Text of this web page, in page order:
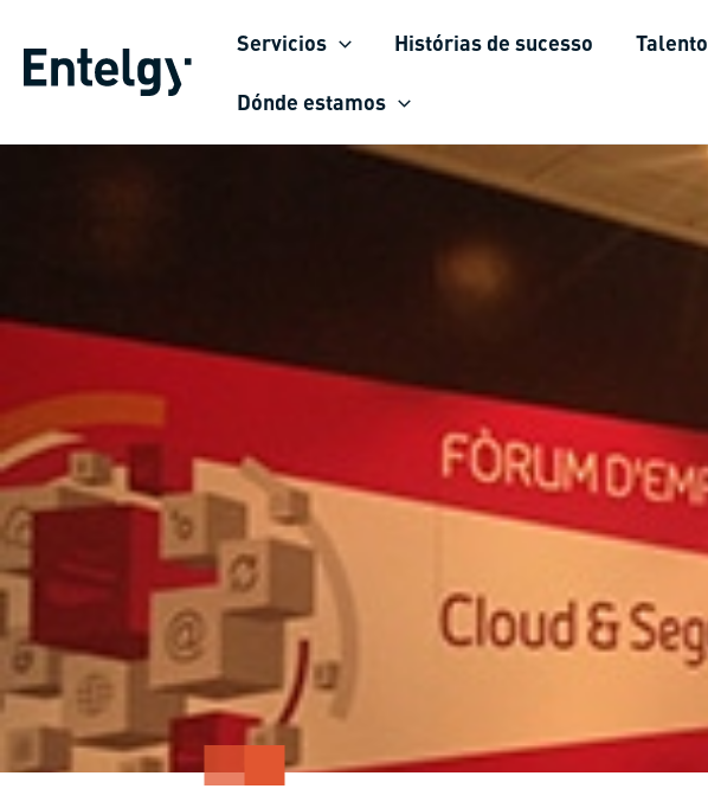
para
Servicios Histórias de sucesso Talento
Dónde estamos